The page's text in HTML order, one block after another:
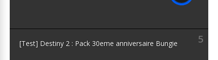
5
[Test] Destiny 2 : Pack 30eme anniversaire Bungie